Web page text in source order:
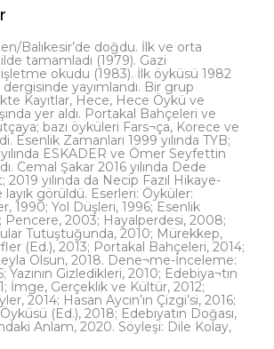
Balıkesir’de doğdu. İlk ve orta
tamamladı (1979). Gazi
okudu (1983). İlk öyküsü 1982
dergisinde yayımlandı. Bir grup
Kayıtlar, Hece, Hece Öykü ve
yer aldı. Portakal Bahçeleri ve
bazı öyküleri Fars¬ça, Korece ve
Esenlik Zamanları 1999 yılında TYB;
ESKADER ve Ömer Seyfettin
Cemal Şakar 2016 yılında Dede
yılında da Necip Fazıl Hikaye-
görüldü. Eserleri: Öyküler:
1990; Yol Düşleri, 1996; Esenlik
Pencere, 2003; Hayalperdesi, 2008;
Tutuştuğunda, 2010; Mürekkep,
(Ed.), 2013; Portakal Bahçeleri, 2014;
Olsun, 2018. Dene¬me-İnceleme:
Yazının Gizledikleri, 2010; Edebiya¬tın
İmge, Gerçeklik ve Kültür, 2012;
2014; Hasan Aycın’ın Çizgi’si, 2016;
(Ed.), 2018; Edebiyatın Doğası,
Anlam, 2020. Söyleşi: Dile Kolay,